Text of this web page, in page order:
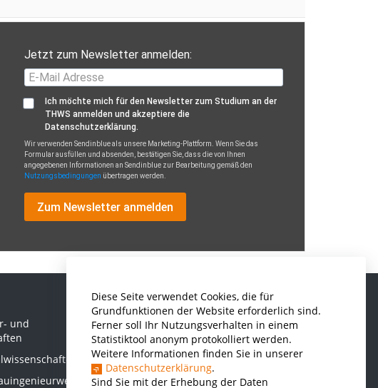
Diese Seite verwendet Cookies, die für
Grundfunktionen der Website erforderlich sind.
Ferner soll Ihr Nutzungsverhalten in einem
Statistiktool anonym protokolliert werden.
Weitere Informationen finden Sie in unserer
Datenschutzerklärung.
Sind Sie mit der Erhebung der Daten
Jetzt zum Newsletter anmelden:
Ich möchte mich für den Newsletter zum Studium an der
THWS anmelden und akzeptiere die
Datenschutzerklärung.
Wir verwenden Sendinblue als unsere Marketing-Plattform. Wenn Sie das
Formular ausfüllen und absenden, bestätigen Sie, dass die von Ihnen
angegebenen Informationen an Sendinblue zur Bearbeitung gemäß den
Nutzungsbedingungen übertragen werden.
Zum Newsletter anmelden
und
Informatik und Wirtschaftsinformatik
Kunststofftechnik und Vermessung
Maschinenbau